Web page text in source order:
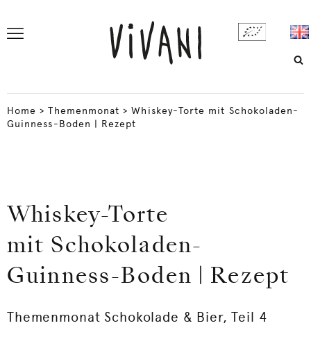
Home >Themenmonat >Whiskey-Torte mit Schokoladen-
Guinness-Boden | Rezept
Whiskey-Torte
mit Schokoladen-
Guinness-Boden | Rezept
Themenmonat Schokolade & Bier, Teil 4